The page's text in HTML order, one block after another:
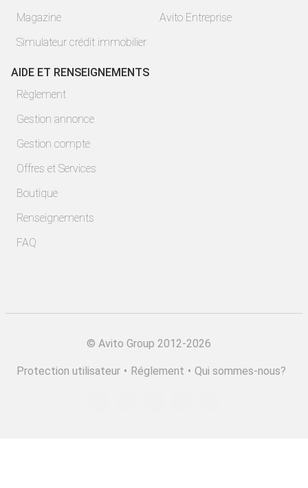
Magazine
Simulateur crédit immobilier
Avito Entreprise
AIDE ET RENSEIGNEMENTS
Règlement
Gestion annonce
Gestion compte
Offres et Services
Boutique
Renseignements
FAQ
© Avito Group 2012-2026
Protection utilisateur • Réglement • Qui sommes-nous?